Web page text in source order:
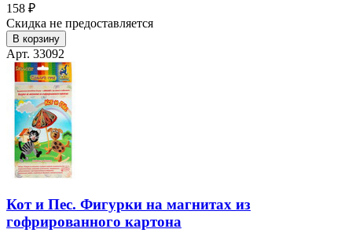
158 ₽
Скидка не предоставляется
В корзину
Арт. 33092
Кот и Пес. Фигурки на магнитах из
гофрированного картона